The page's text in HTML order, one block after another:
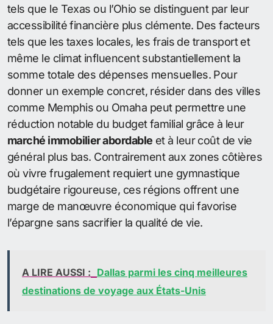
tels que le Texas ou l’Ohio se distinguent par leur
accessibilité financière plus clémente. Des facteurs
tels que les taxes locales, les frais de transport et
même le climat influencent substantiellement la
somme totale des dépenses mensuelles. Pour
donner un exemple concret, résider dans des villes
comme Memphis ou Omaha peut permettre une
réduction notable du budget familial grâce à leur
marché immobilier abordable et à leur coût de vie
général plus bas. Contrairement aux zones côtières
où vivre frugalement requiert une gymnastique
budgétaire rigoureuse, ces régions offrent une
marge de manœuvre économique qui favorise
l’épargne sans sacrifier la qualité de vie.
A LIRE AUSSI : Dallas parmi les cinq meilleures
destinations de voyage aux États-Unis